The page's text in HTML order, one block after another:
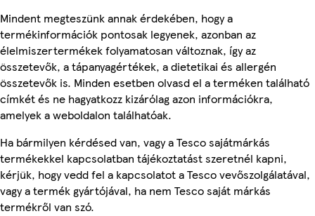
Mindent megteszünk annak érdekében, hogy a
termékinformációk pontosak legyenek, azonban az
élelmiszertermékek folyamatosan változnak, így az
összetevők, a tápanyagértékek, a dietetikai és allergén
összetevők is. Minden esetben olvasd el a terméken található
címkét és ne hagyatkozz kizárólag azon információkra,
amelyek a weboldalon találhatóak.
Ha bármilyen kérdésed van, vagy a Tesco sajátmárkás
termékekkel kapcsolatban tájékoztatást szeretnél kapni,
kérjük, hogy vedd fel a kapcsolatot a Tesco vevőszolgálatával,
vagy a termék gyártójával, ha nem Tesco saját márkás
termékről van szó.